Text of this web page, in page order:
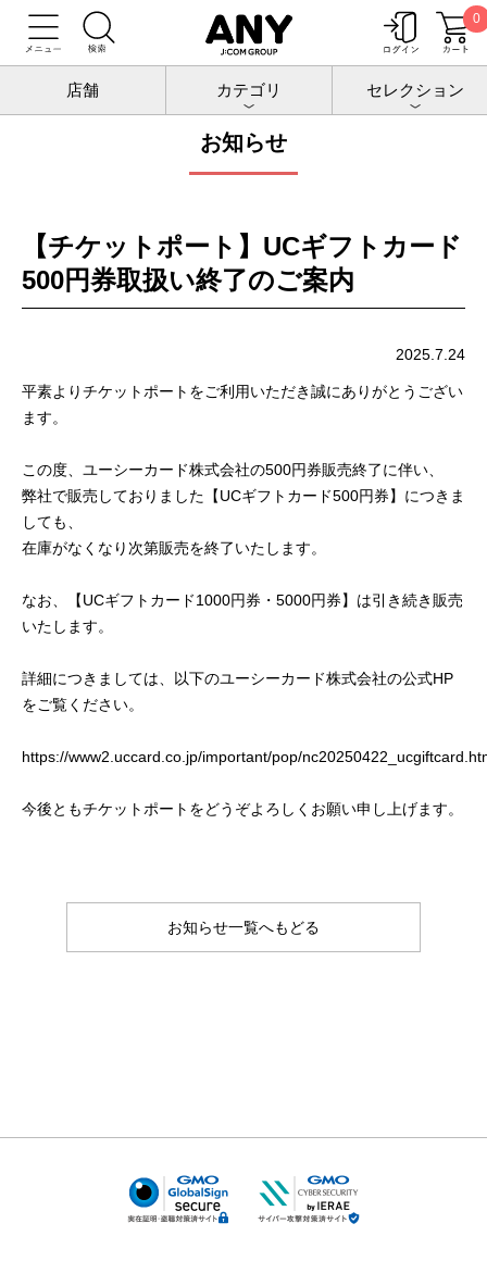
0
店舗 カテゴリ セレクション
トップ お知らせ
お知らせ
【チケットポート】UCギフトカード
500円券取扱い終了のご案内
2025.7.24
平素よりチケットポートをご利用いただき誠にありがとうござい
ます。
この度、ユーシーカード株式会社の500円券販売終了に伴い、
弊社で販売しておりました【UCギフトカード500円券】につきま
しても、
在庫がなくなり次第販売を終了いたします。
なお、【UCギフトカード1000円券・5000円券】は引き続き販売
いたします。
詳細につきましては、以下のユーシーカード株式会社の公式HP
をご覧ください。
https://www2.uccard.co.jp/important/pop/
今後ともチケットポートをどうぞよろしくお願い申し上げます。
お知らせ一覧へもどる